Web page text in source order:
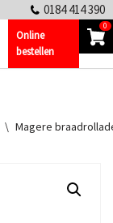
0184 414 390
Online
bestellen
0
\ Magere